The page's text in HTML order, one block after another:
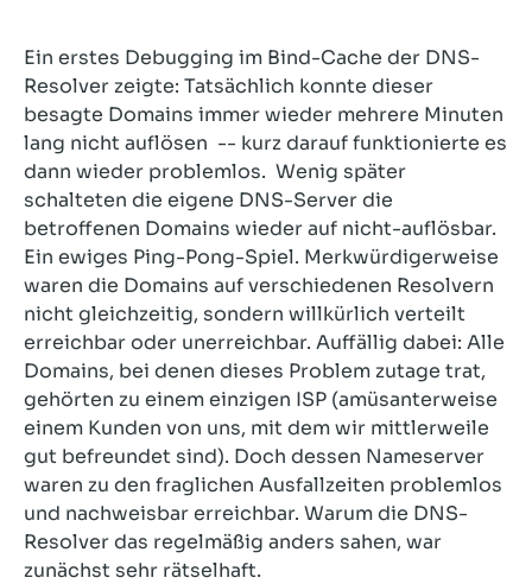
Ein erstes Debugging im Bind-Cache der DNS-
Resolver zeigte: Tatsächlich konnte dieser
besagte Domains immer wieder mehrere Minuten
lang nicht auflösen -- kurz darauf funktionierte es
dann wieder problemlos. Wenig später
schalteten die eigene DNS-Server die
betroffenen Domains wieder auf nicht-auflösbar.
Ein ewiges Ping-Pong-Spiel. Merkwürdigerweise
waren die Domains auf verschiedenen Resolvern
nicht gleichzeitig, sondern willkürlich verteilt
erreichbar oder unerreichbar. Auffällig dabei: Alle
Domains, bei denen dieses Problem zutage trat,
gehörten zu einem einzigen ISP (amüsanterweise
einem Kunden von uns, mit dem wir mittlerweile
gut befreundet sind). Doch dessen Nameserver
waren zu den fraglichen Ausfallzeiten problemlos
und nachweisbar erreichbar. Warum die DNS-
Resolver das regelmäßig anders sahen, war
zunächst sehr rätselhaft.